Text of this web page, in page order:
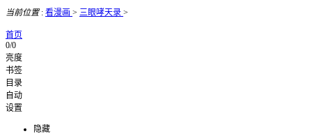
当前位置: 看漫画 > 三眼哮天录 >
首页
0/0
亮度
书签
目录
自动
设置
隐藏